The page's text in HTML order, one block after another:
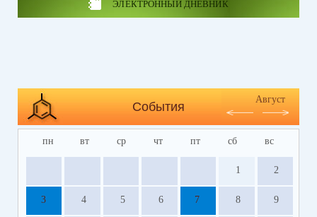
ЭЛЕКТРОННЫЙ ДНЕВНИК
События
Август
пн вт ср чт пт сб вс
1 2
3 4 5 6 7 8 9